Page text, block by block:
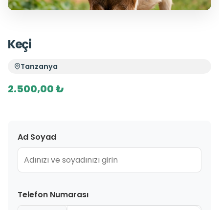
Keçi
Tanzanya
2.500,00 ₺
Ad Soyad
Telefon Numarası